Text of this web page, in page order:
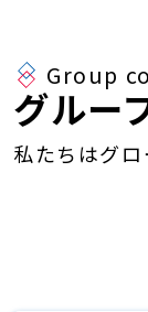
Group
グルー
私たちはグロ